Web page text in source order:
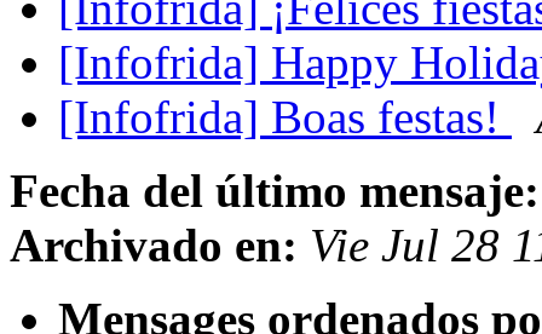
[Infofrida] Happy
[Infofrida] Boas festas!
Fecha del último mensaje:
Archivado en: Vie Jul 28
Mensages ordenados